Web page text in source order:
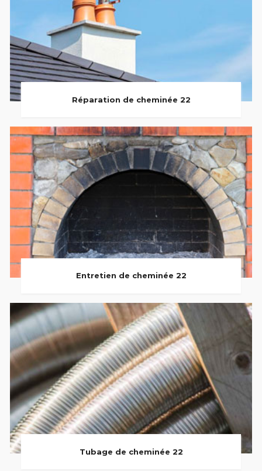
Réparation de cheminée 22
Entretien de cheminée 22
Tubage de cheminée 22